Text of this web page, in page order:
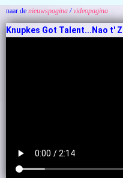
naar de nieuwspagina/videopagina
Knupkes Got Talent...Nao t'